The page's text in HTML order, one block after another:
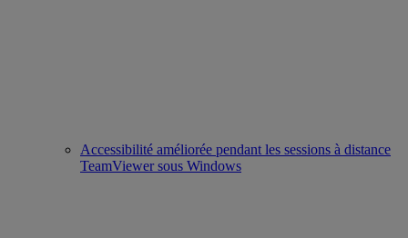
Accessibilité améliorée pendant les sessions à distance
TeamViewer sous Windows